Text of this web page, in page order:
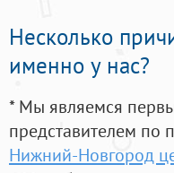
Несколько
именно у нас?
* Мы являемся
представителем
Нижний-Новгород